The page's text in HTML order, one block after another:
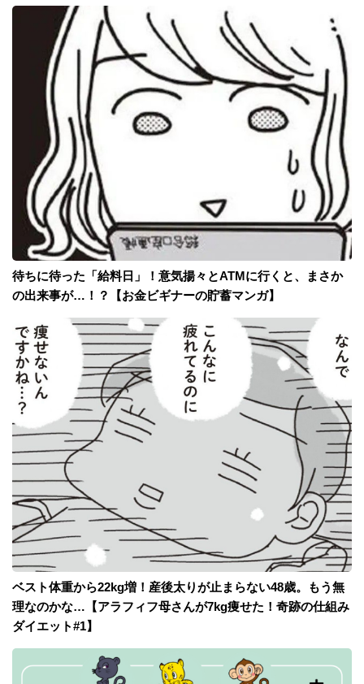
待ちに待った「給料日」！意気揚々とATMに行くと、まさか
の出来事が…！？【お金ビギナーの貯蓄マンガ】
ベスト体重から22kg増！産後太りが止まらない48歳。もう無
理なのかな…【アラフィフ母さんが7kg痩せた！奇跡の仕組み
ダイエット#1】